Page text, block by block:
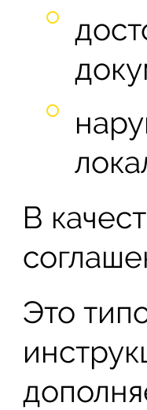
В
Это